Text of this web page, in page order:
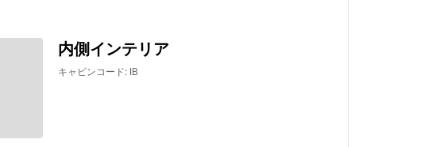
内側インテリア
キャビンコード: IB